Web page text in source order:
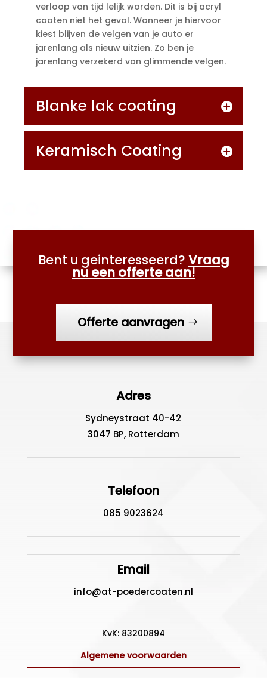
verloop van tijd lelijk worden. Dit is bij acryl
coaten niet het geval. Wanneer je hiervoor
kiest blijven de velgen van je auto er
jarenlang als nieuw uitzien. Zo ben je
jarenlang verzekerd van glimmende velgen.
Blanke lak coating
Keramisch Coating
Bent u geinteresseerd? Vraag
nu een offerte aan!
Offerte aanvragen
Adres
Sydneystraat 40-42
3047 BP, Rotterdam
Telefoon
085 9023624
Email
info@at-poedercoaten.nl
KvK: 83200894
Algemene voorwaarden